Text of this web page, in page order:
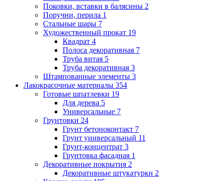
Поковки, вставки в балясины 2
Поручни, перила 1
Стальные шары 7
Художественный прокат 19
Квадрат 4
Полоса декоративная 7
Труба витая 5
Труба декоративная 3
Штампованные элементы 3
Лакокрасочные материалы 354
Готовые шпатлевки 19
Для дерева 5
Универсальные 7
Грунтовки 24
Грунт бетоноконтакт 7
Грунт универсальный 11
Грунт-концентрат 3
Грунтовка фасадная 1
Декоративные покрытия 2
Декоративные штукатурки 2